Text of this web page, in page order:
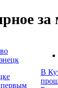
за
первым
В